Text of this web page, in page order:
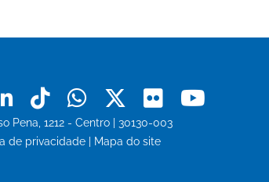
LinkedinTiktokWhatsapp
X Flickr
Pena, 1212 - Centro | 30130-003
de privacidade
Mapa do site